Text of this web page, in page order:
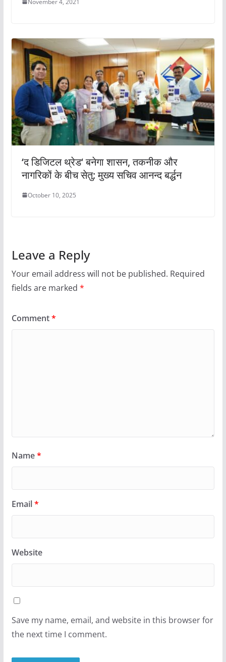
November 4, 2021
‘द डिजिटल थ्रेड‘ बनेगा शासन, तकनीक और
नागरिकों के बीच सेतु: मुख्य सचिव आनन्द बर्द्धन
October 10, 2025
Leave a Reply
Your email address will not be published. Required
fields are marked *
Comment*
Name*
Email*
Website
Save my name, email, and website in this browser for
the next time I comment.